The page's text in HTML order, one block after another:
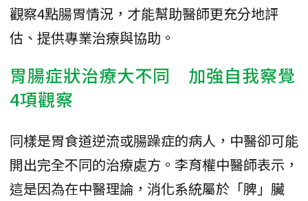
觀察4點腸胃情況，才能幫助醫師更充分地評
估、提供專業治療與協助。
胃腸症狀治療大不同 加強自我察覺
4項觀察
同樣是胃食道逆流或腸躁症的病人，中醫卻可能
開出完全不同的治療處方。李育權中醫師表示，
這是因為在中醫理論，消化系統屬於「脾」臟